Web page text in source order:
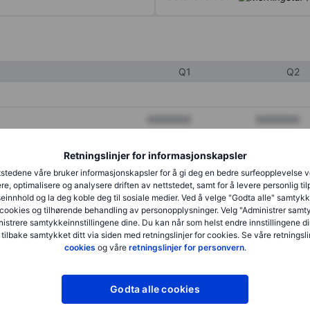
Retningslinjer for informasjonskapsler
våre bruker informasjonskapsler for å gi deg en bedre surfeopplevelse
optimalisere og analysere driften av nettstedet, samt for å levere personlig
og la deg koble deg til sosiale medier. Ved å velge "Godta alle"
og tilhørende behandling av personopplysninger. Velg "Administrer
samtykkeinnstillingene dine. Du kan når som helst endre innstillingene
samtykket ditt via siden med retningslinjer for cookies. Se våre
cookies og våre retningslinjer for personvern.
Godta alle cookies
Q1 Q2
XXXXXXX XXXXXXX
XXXXXXX XXXXXXX
XXXXXXX XXXXXXX
XXXXXXX